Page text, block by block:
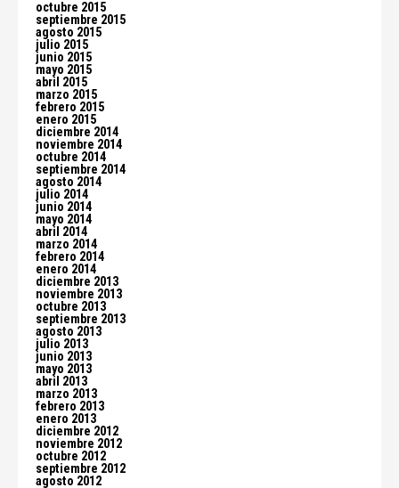
octubre 2015
septiembre 2015
agosto 2015
julio 2015
junio 2015
mayo 2015
abril 2015
marzo 2015
febrero 2015
enero 2015
diciembre 2014
noviembre 2014
octubre 2014
septiembre 2014
agosto 2014
julio 2014
junio 2014
mayo 2014
abril 2014
marzo 2014
febrero 2014
enero 2014
diciembre 2013
noviembre 2013
octubre 2013
septiembre 2013
agosto 2013
julio 2013
junio 2013
mayo 2013
abril 2013
marzo 2013
febrero 2013
enero 2013
diciembre 2012
noviembre 2012
octubre 2012
septiembre 2012
agosto 2012